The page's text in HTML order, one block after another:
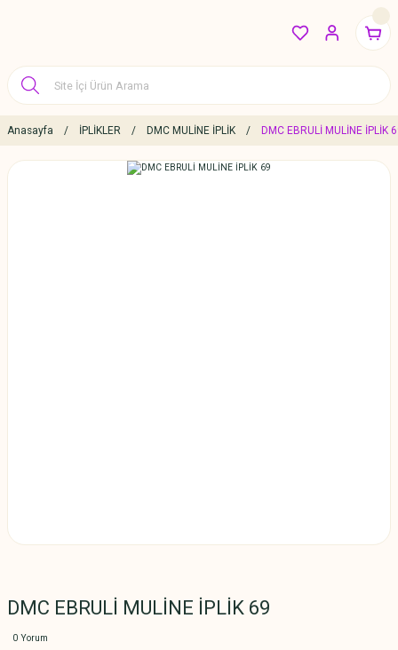
Anasayfa İPLİKLER DMC MULİNE İPLİK DMC EBRULİ MULİNE İPLİK
DMC EBRULİ MULİNE İPLİK 69
0 Yorum